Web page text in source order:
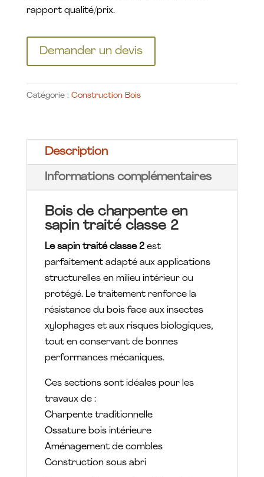
rapport qualité/prix.
Demander un devis
Catégorie : Construction Bois
Description
Informations complémentaires
Bois de charpente en
sapin traité classe 2
Le sapin traité classe 2est
parfaitement adapté aux applications
structurelles en milieu intérieur ou
protégé. Le traitement renforce la
résistance du bois face aux insectes
xylophages et aux risques biologiques,
tout en conservant de bonnes
performances mécaniques.
Ces sections sont idéales pour les
travaux de :
Charpente traditionnelle
Ossature bois intérieure
Aménagement de combles
Construction sous abri